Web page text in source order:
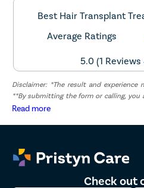
Best Hair Transplant
Average Ratings
5.0 (1 Reviews
Disclaimer: *The result and
**By submitting the form or calling, you
and marketing communications.
Read more
Check out